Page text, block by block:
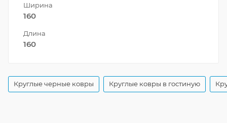
Ширина
160
Длина
160
Круглые черные ковры Круглые ковры в гостиную